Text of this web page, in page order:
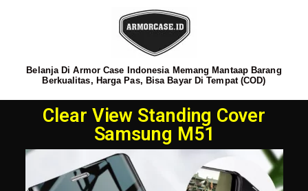
Belanja Di Armor Case Indonesia Memang Mantaap Barang
Berkualitas, Harga Pas, Bisa Bayar Di Tempat (COD)
Clear View Standing Cover
Samsung M51